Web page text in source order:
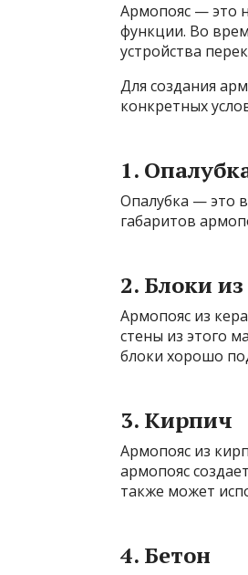
Армопояс — это
функции. Во
устройства
Для создания
конкретных
1.
Опалубка — это
габаритов
2. Блоки
Армопояс из
стены из этого
блоки хорошо
3. Кирпич
Армопояс из
армопояс
также может
4. Бетон